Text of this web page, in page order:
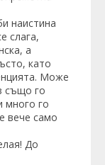
наистина
слага,
а
като
Може
също го
много го
вече само
До